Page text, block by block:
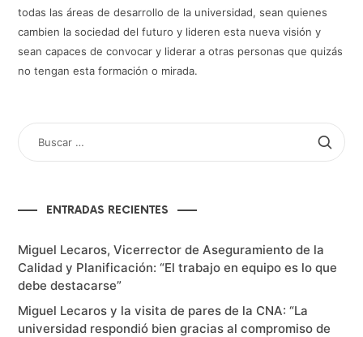
todas las áreas de desarrollo de la universidad, sean quienes
cambien la sociedad del futuro y lideren esta nueva visión y
sean capaces de convocar y liderar a otras personas que quizás
no tengan esta formación o mirada.
BUSCAR
POR:
ENTRADAS RECIENTES
Miguel Lecaros, Vicerrector de Aseguramiento de la
Calidad y Planificación: “El trabajo en equipo es lo que
debe destacarse”
Miguel Lecaros y la visita de pares de la CNA: “La
universidad respondió bien gracias al compromiso de